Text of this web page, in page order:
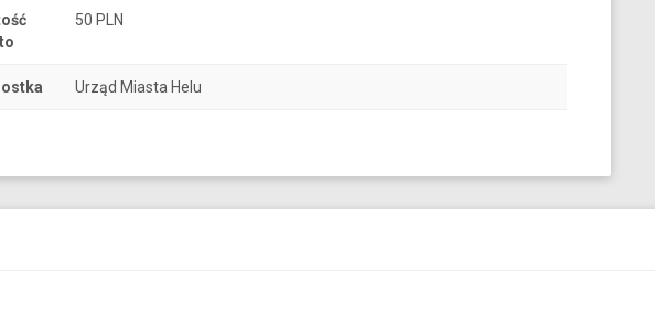
50 PLN
Urząd Miasta Helu